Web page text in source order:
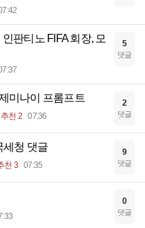
판티노 FIFA 회장, 모
5
댓글
미나이 프롬프트
추천 2 07:36
2
댓글
세청 댓글
천 3 07:35
9
댓글
0
댓글